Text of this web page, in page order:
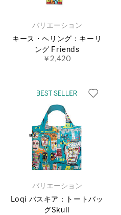
バリエーション
キース・ヘリング：キーリ
ング Friends
￥2,420
バリエーション
Loqi バスキア：トートバッ
グSkull